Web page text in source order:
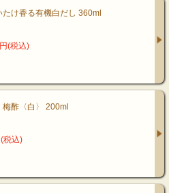
け香る有機白だし 360ml
(税込)
酢〈白〉 200ml
税込)